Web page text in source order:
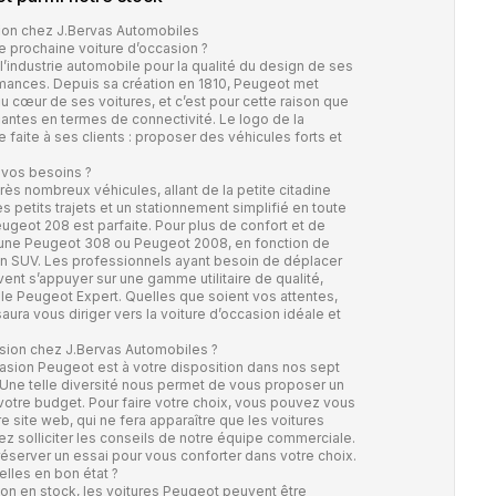
chez J.Bervas Automobiles
voiture d’occasion ?
automobile pour la qualité du design de ses
Depuis sa création en 1810, Peugeot met
cœur de ses voitures, et c’est pour cette raison que
en termes de connectivité. Le logo de la
faite à ses clients : proposer des véhicules forts et
besoins ?
nombreux véhicules, allant de la petite citadine
petits trajets et un stationnement simplifié en toute
208 est parfaite. Pour plus de confort et de
Peugeot 308 ou Peugeot 2008, en fonction de
SUV. Les professionnels ayant besoin de déplacer
s’appuyer sur une gamme utilitaire de qualité,
Peugeot Expert. Quelles que soient vos attentes,
vous diriger vers la voiture d’occasion idéale et
chez J.Bervas Automobiles ?
Peugeot est à votre disposition dans nos sept
telle diversité nous permet de vous proposer un
budget. Pour faire votre choix, vous pouvez vous
site web, qui ne fera apparaître que les voitures
solliciter les conseils de notre équipe commerciale.
un essai pour vous conforter dans votre choix.
en bon état ?
en stock, les voitures Peugeot peuvent être